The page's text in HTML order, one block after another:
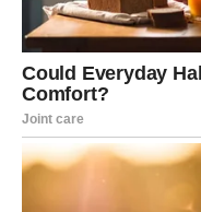
VAGA
Sudbinski susret
VODOLIJA
Neočekivano